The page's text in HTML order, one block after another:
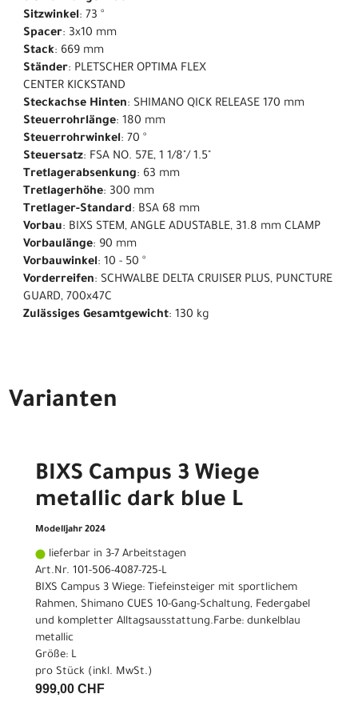
Sitzwinkel: 73 °
Spacer: 3x10 mm
Stack: 669 mm
Ständer: PLETSCHER OPTIMA FLEX
CENTER KICKSTAND
Steckachse Hinten: SHIMANO QICK RELEASE 170 mm
Steuerrohrlänge: 180 mm
Steuerrohrwinkel: 70 °
Steuersatz: FSA NO. 57E, 1 1/8"/ 1.5"
Tretlagerabsenkung: 63 mm
Tretlagerhöhe: 300 mm
Tretlager-Standard: BSA 68 mm
Vorbau: BIXS STEM, ANGLE ADUSTABLE, 31.8 mm CLAMP
Vorbaulänge: 90 mm
Vorbauwinkel: 10 - 50 °
Vorderreifen: SCHWALBE DELTA CRUISER PLUS, PUNCTURE
GUARD, 700x47C
Zulässiges Gesamtgewicht: 130 kg
Varianten
BIXS Campus 3 Wiege
metallic dark blue L
Modelljahr 2024
lieferbar in 3-7 Arbeitstagen
Art.Nr. 101-506-4087-725-L
BIXS Campus 3 Wiege: Tiefeinsteiger mit sportlichem
Rahmen, Shimano CUES 10-Gang-Schaltung, Federgabel
und kompletter Alltagsausstattung.Farbe: dunkelblau
metallic
Größe: L
pro Stück (inkl. MwSt.)
999,00 CHF